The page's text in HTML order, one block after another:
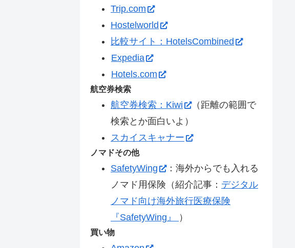
Trip.com
Hostelworld
比較サイト：HotelsCombined
Expedia
Hotels.com
航空券検索
航空券検索：Kiwi
（距離の範囲で
検索とか面白いよ）
スカイスキャナー
ノマドその他
SafetyWing
：海外からでも入れる
ノマド用保険（紹介記事： デジタル
ノマド向け海外旅行医療保険
『SafetyWing』
）
買い物